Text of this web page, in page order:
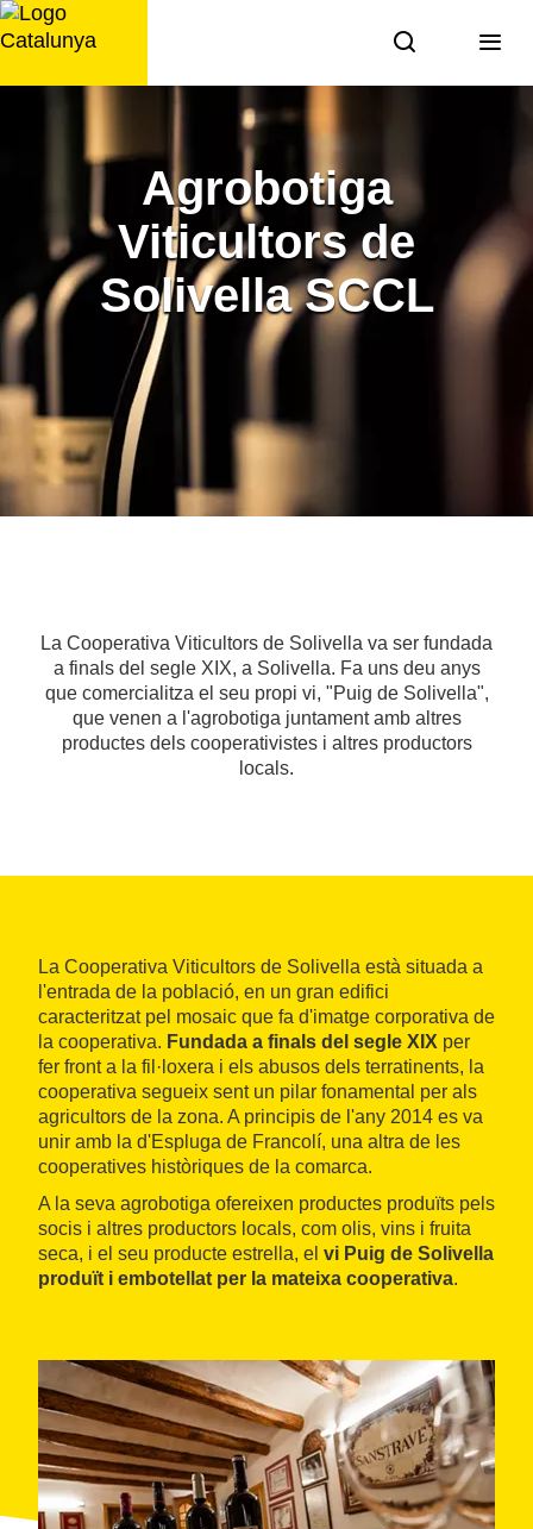
Saltar
al
Agrobotiga
Viticultors de
Solivella SCCL
La Cooperativa Viticultors de Solivella va ser fundada
a finals del segle XIX, a Solivella. Fa uns deu anys
que comercialitza el seu propi vi, "Puig de Solivella",
que venen a l'agrobotiga juntament amb altres
productes dels cooperativistes i altres productors
locals.
La Cooperativa Viticultors de Solivella està situada a
l'entrada de la població, en un gran edifici
caracteritzat pel mosaic que fa d'imatge corporativa de
la cooperativa. Fundada a finals del segle XIX per
fer front a la fil·loxera i els abusos dels terratinents, la
cooperativa segueix sent un pilar fonamental per als
agricultors de la zona. A principis de l'any 2014 es va
unir amb la d'Espluga de Francolí, una altra de les
cooperatives històriques de la comarca.
A la seva agrobotiga ofereixen productes produïts pels
socis i altres productors locals, com olis, vins i fruita
seca, i el seu producte estrella, el vi Puig de Solivella
produït i embotellat per la mateixa cooperativa.